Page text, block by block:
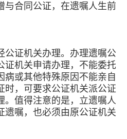
与合同公证，在遗嘱人生前
证机关办理。办理遗嘱公
证机关申请办理，不能委托
或其他特殊原因不能亲自
时，可要求公证机关派公证
。值得注意的是，立遗嘱人
遗嘱，也必须由原公证机关